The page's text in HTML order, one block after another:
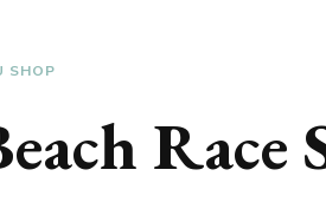
SHOP
Race